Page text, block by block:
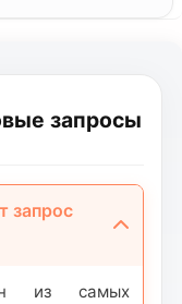
запросы
запрос
из самых